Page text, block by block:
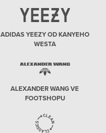
ADIDAS YEEZY OD KANYEHO
WESTA
ALEXANDER WANG VE
FOOTSHOPU